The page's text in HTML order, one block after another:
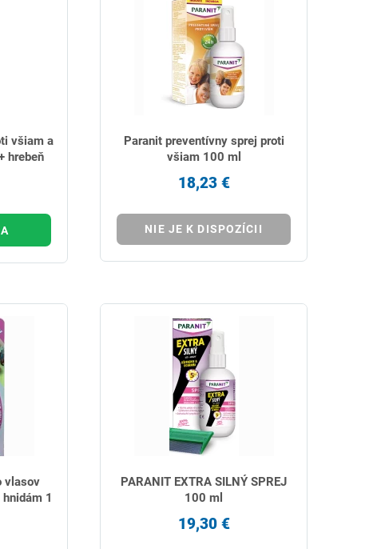
všiam a
hrebeň
Paranit preventívny sprej proti
všiam 100 ml
18,23 €
NIE JE K DISPOZÍCII
vlasov
1
PARANIT EXTRA SILNÝ SPREJ
100 ml
19,30 €